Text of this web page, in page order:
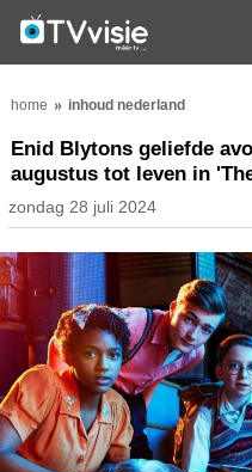
home inhoud nederland
Enid Blytons geliefde
augustus tot leven in
zondag 28 juli 2024